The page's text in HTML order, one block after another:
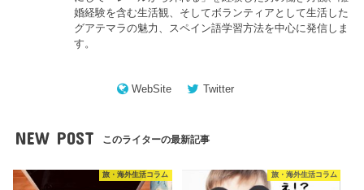
婚経験を含む生活観、そしてボランティアとして生活した
グアテマラの魅力、スペイン語学習方法を中心に発信しま
す。
WebSite Twitter
NEW POST このライターの最新記事
旅・海外生活コラム 旅・海外生活コラム